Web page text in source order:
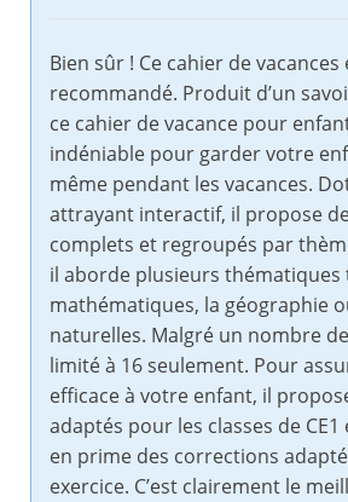
Bien sûr ! Ce cahier de vacances
recommandé. Produit d’un
ce cahier de vacance pour
indéniable pour garder votre
même pendant les vacances.
attrayant interactif, il propose
complets et regroupés par
il aborde plusieurs thématiques
mathématiques, la géographie
naturelles. Malgré un nombre
limité à 16 seulement. Pour
efficace à votre enfant, il
adaptés pour les classes de CE1
en prime des corrections
exercice. C’est clairement le